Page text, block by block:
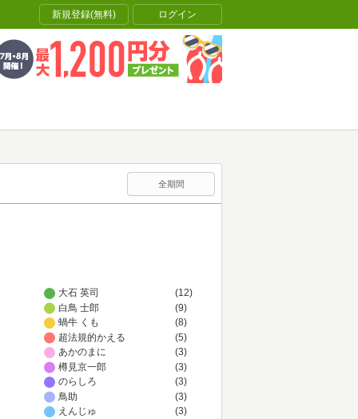
新規登録(無料) ログイン
全期間
大石 英司
(12)
白鳥 士郎
(9)
蝸牛 くも
(8)
超法規的かえる
(5)
あかのまに
(3)
樽見京一郎
(3)
のらしろ
(3)
鳥助
(3)
えんじゅ
(3)